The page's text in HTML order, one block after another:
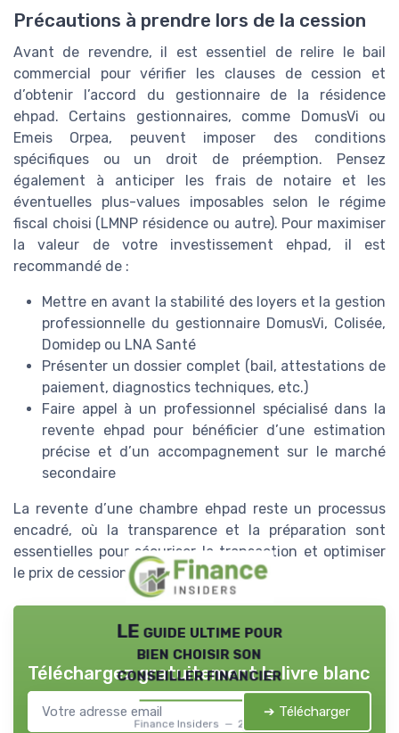
Précautions à prendre lors de la cession
Avant de revendre, il est essentiel de relire le bail
commercial pour vérifier les clauses de cession et
d’obtenir l’accord du gestionnaire de la résidence
ehpad. Certains gestionnaires, comme DomusVi ou
Emeis Orpea, peuvent imposer des conditions
spécifiques ou un droit de préemption. Pensez
également à anticiper les frais de notaire et les
éventuelles plus-values imposables selon le régime
fiscal choisi (LMNP résidence ou autre). Pour maximiser
la valeur de votre investissement ehpad, il est
recommandé de :
Mettre en avant la stabilité des loyers et la gestion
professionnelle du gestionnaire DomusVi, Colisée,
Domidep ou LNA Santé
Présenter un dossier complet (bail, attestations de
paiement, diagnostics techniques, etc.)
Faire appel à un professionnel spécialisé dans la
revente ehpad pour bénéficier d’une estimation
précise et d’un accompagnement sur le marché
secondaire
La revente d’une chambre ehpad reste un processus
encadré, où la transparence et la préparation sont
essentielles pour sécuriser la transaction et optimiser
le prix de cession.
LE guide ultime pour
bien choisir son
conseiller financier
Finance Insiders — 2026
Téléchargez gratuitement le livre blanc
➔ Télécharger